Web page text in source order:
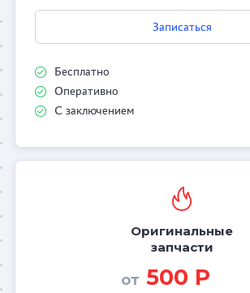
Записаться
Бесплатно
Оперативно
С заключением
Оригинальные
запчасти
от 500 Р